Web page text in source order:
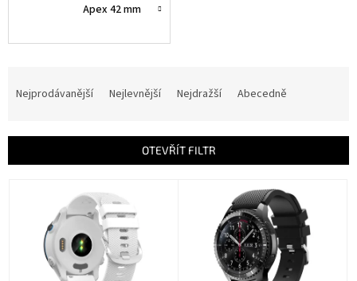
Apex 42 mm
í
Nejprodávanější Nejlevnější Nejdražší Abecedně
OTEVŘÍT FILTR